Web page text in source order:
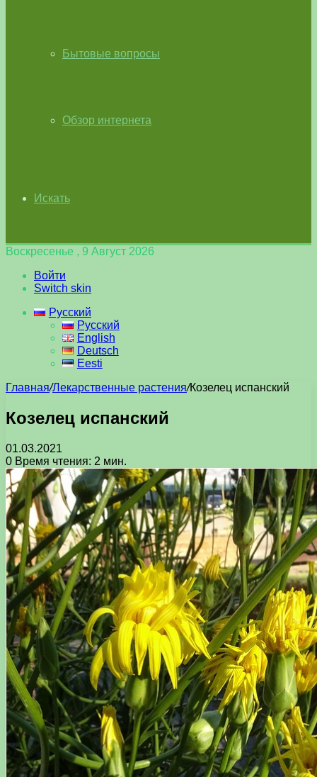
Бытовые вопросы
Обзор интернета
Искать
Воскресенье , 9 Август 2026
Войти
Switch skin
Русский
Русский
English
Deutsch
Eesti
Главная/Лекарственные растения/Козелец испанский
Козелец испанский
01.03.2021
0 Время чтения: 2 мин.